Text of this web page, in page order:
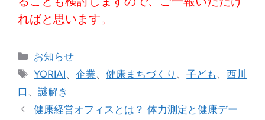
ればと思います。
カ
テ
リ
ー
お知らせ
タ
グ
YORIAI、企業、健康まちづくり 、子ども 、西川
口 、 謎解き
健康経営オフィスとは？ 体力測定と健康デー